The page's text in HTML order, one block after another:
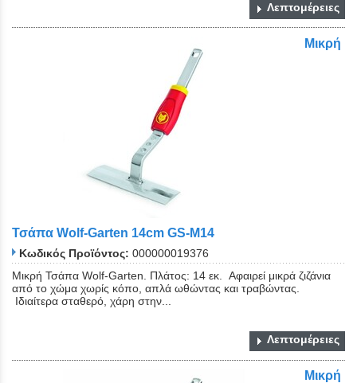
Λεπτομέρειες
Μικρή
Τσάπα Wolf-Garten 14cm GS-M14
Κωδικός Προϊόντος: 000000019376
Μικρή Τσάπα Wolf-Garten. Πλάτος: 14 εκ. Αφαιρεί μικρά ζιζάνια
από το χώμα χωρίς κόπο, απλά ωθώντας και τραβώντας.
Ιδιαίτερα σταθερό, χάρη στην...
Λεπτομέρειες
Μικρή